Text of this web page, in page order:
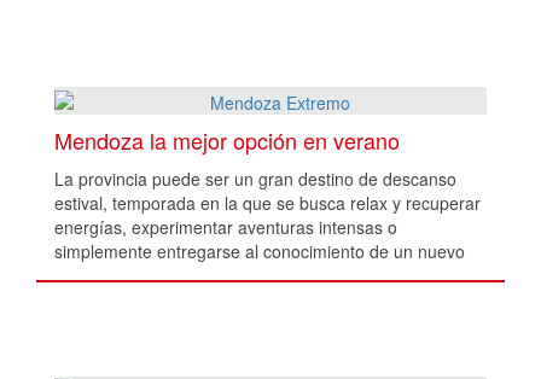
Mendoza la mejor opción en verano
La provincia puede ser un gran destino de descanso
estival, temporada en la que se busca relax y recuperar
energías, experimentar aventuras intensas o
simplemente entregarse al conocimiento de un nuevo
lugar y de nuevas sensaciones.